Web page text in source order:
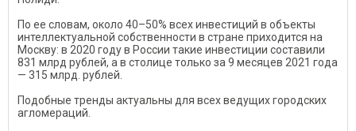
По ее словам, около 40–50% всех инвестиций в объекты
интеллектуальной собственности в стране приходится на
Москву: в 2020 году в России такие инвестиции составили
831 млрд рублей, а в столице только за 9 месяцев 2021 года
— 315 млрд. рублей.
Подобные тренды актуальны для всех ведущих городских
агломераций.